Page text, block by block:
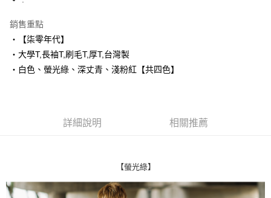
街口支付
悠遊付
Google Pay
AFTEE先享後付是「在收到商品之後才付款」的支付方式。 讓您購物簡單
３．安心：先確認商品／服務後，再付款。
【「AFTEE先享後付」結帳流程】
每筆NT$80，滿NT$1,800(含以上)免運費
銷售重點
‧【柒零年代】
‧大學T,長袖T,刷毛T,厚T,台灣製
‧白色、螢光綠、深丈青、淺粉紅【共四色】
詳細說明 相關推薦
【螢光綠】